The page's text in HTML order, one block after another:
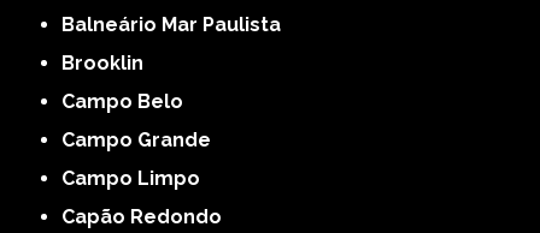
Balneário Mar Paulista
Brooklin
Campo Belo
Campo Grande
Campo Limpo
Capão Redondo